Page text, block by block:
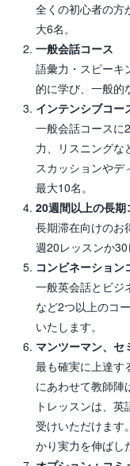
全くの初心者の方
大6名。
一般会話コース
語彙力・スピーキ
的に学び、一般的
インテンシブコー
一般会話コースに
力、リスニングな
スカッションやデ
最大10名。
20週間以上の長期
長期滞在向けのお
週20レッスンか30
コンビネーション
一般英会話とビジ
など2つ以上のコ
いたします。
マンツーマン、セ
最も確実に上達す
にあわせて教師陣
トレッスンは、
受けいただけます
かり実力を伸ばし